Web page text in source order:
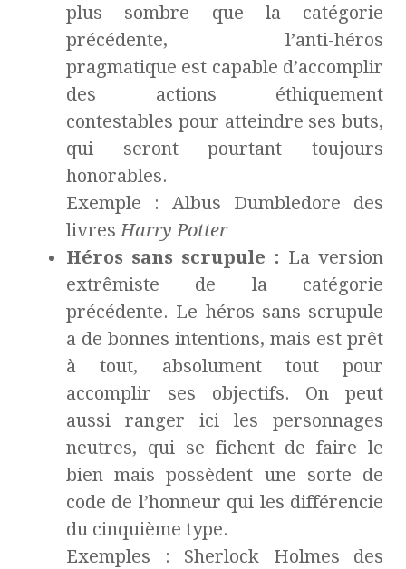
plus sombre que la catégorie
précédente, l’anti-héros
pragmatique est capable d’accomplir
des actions éthiquement
contestables pour atteindre ses buts,
qui seront pourtant toujours
honorables.
Exemple : Albus Dumbledore des
livresHarry Potter
Héros sans scrupule : La version
extrêmiste de la catégorie
précédente. Le héros sans scrupule
a de bonnes intentions, mais est prêt
à tout, absolument tout pour
accomplir ses objectifs. On peut
aussi ranger ici les personnages
neutres, qui se fichent de faire le
bien mais possèdent une sorte de
code de l’honneur qui les différencie
du cinquième type.
Exemples : Sherlock Holmes des